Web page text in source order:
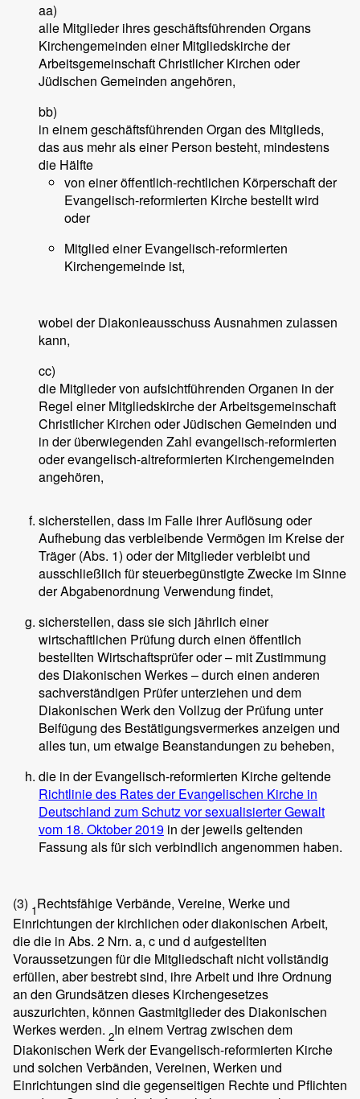
aa)
alle Mitglieder ihres geschäftsführenden Organs
Kirchengemeinden einer Mitgliedskirche der
Arbeitsgemeinschaft Christlicher Kirchen oder
Jüdischen Gemeinden angehören,
bb)
in einem geschäftsführenden Organ des Mitglieds,
das aus mehr als einer Person besteht, mindestens
die Hälfte
von einer öffentlich-rechtlichen Körperschaft der
Evangelisch-reformierten Kirche bestellt wird
oder
Mitglied einer Evangelisch-reformierten
Kirchengemeinde ist,
wobei der Diakonieausschuss Ausnahmen zulassen
kann,
cc)
die Mitglieder von aufsichtführenden Organen in der
Regel einer Mitgliedskirche der Arbeitsgemeinschaft
Christlicher Kirchen oder Jüdischen Gemeinden und
in der überwiegenden Zahl evangelisch-reformierten
oder evangelisch-altreformierten Kirchengemeinden
angehören,
sicherstellen, dass im Falle ihrer Auflösung oder
Aufhebung das verbleibende Vermögen im Kreise der
Träger (Abs. 1) oder der Mitglieder verbleibt und
ausschließlich für steuerbegünstigte Zwecke im Sinne
der Abgabenordnung Verwendung findet,
sicherstellen, dass sie sich jährlich einer
wirtschaftlichen Prüfung durch einen öffentlich
bestellten Wirtschaftsprüfer oder – mit Zustimmung
des Diakonischen Werkes – durch einen anderen
sachverständigen Prüfer unterziehen und dem
Diakonischen Werk den Vollzug der Prüfung unter
Beifügung des Bestätigungsvermerkes anzeigen und
alles tun, um etwaige Beanstandungen zu beheben,
die in der Evangelisch-reformierten Kirche geltende
Richtlinie des Rates der Evangelischen Kirche in
Deutschland zum Schutz vor sexualisierter Gewalt
vom 18. Oktober 2019 in der jeweils geltenden
Fassung als für sich verbindlich angenommen haben.
(3) 1Rechtsfähige Verbände, Vereine, Werke und
Einrichtungen der kirchlichen oder diakonischen Arbeit,
die die in Abs. 2 Nrn. a, c und d aufgestellten
Voraussetzungen für die Mitgliedschaft nicht vollständig
erfüllen, aber bestrebt sind, ihre Arbeit und ihre Ordnung
an den Grundsätzen dieses Kirchengesetzes
auszurichten, können Gastmitglieder des Diakonischen
Werkes werden. 2In einem Vertrag zwischen dem
Diakonischen Werk der Evangelisch-reformierten Kirche
und solchen Verbänden, Vereinen, Werken und
Einrichtungen sind die gegenseitigen Rechte und Pflichten